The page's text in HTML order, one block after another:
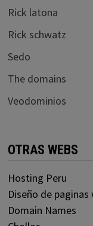
Rick latona
Rick schwatz
Sedo
The domains
Veodominios
OTRAS WEBS
Hosting Peru
Diseño de paginas
Domain Names